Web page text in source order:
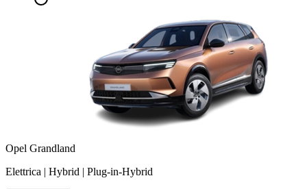
Opel Grandland
Elettrica | Hybrid | Plug-in-Hybrid